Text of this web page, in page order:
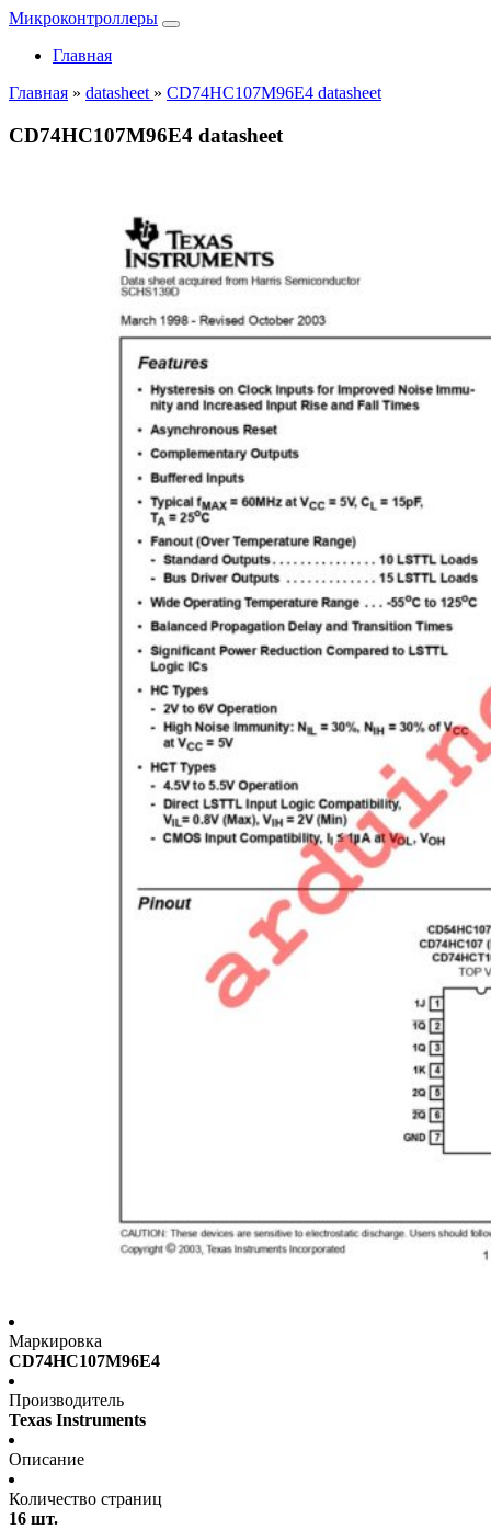
Микроконтроллеры
Главная
Главная » datasheet » CD74HC107M96E4 datasheet
CD74HC107M96E4 datasheet
Маркировка
CD74HC107M96E4
Производитель
Texas Instruments
Описание
Количество страниц
16 шт.